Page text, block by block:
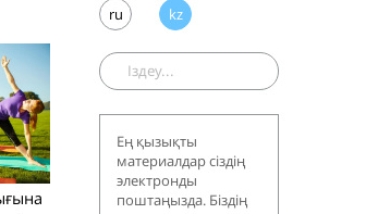
ru kz
Ең қызықты
материалдар сіздің
электронды
поштаңызда. Біздің